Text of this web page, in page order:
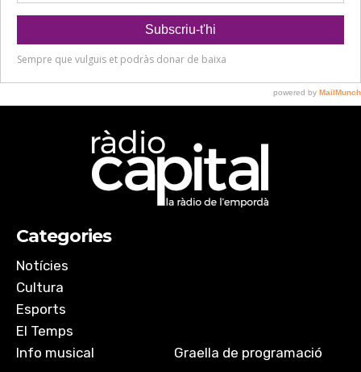
Categories
Notícies
Cultura
Esports
El Temps
Info musical
Graella de programació